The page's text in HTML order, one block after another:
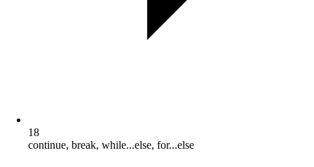
18
continue, break, while...else, for...else